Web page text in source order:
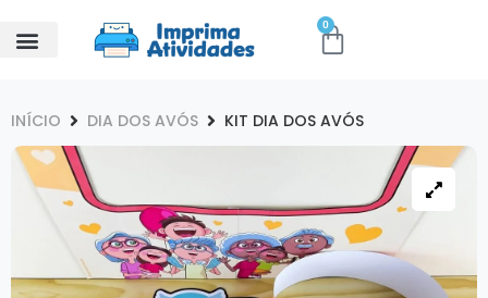
0
INÍCIO DIA DOS AVÓS KIT DIA DOS AVÓS